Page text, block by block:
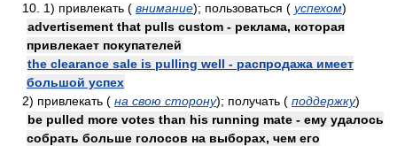
10. 1) привлекать ( внимание); пользоваться ( успехом)
advertisement that pulls custom - реклама, которая
привлекает покупателей
the clearance sale is pulling well - распродажа имеет
большой успех
2) привлекать ( на свою сторону); получать ( поддержку)
be pulled more votes than his running mate - ему удалось
собрать больше голосов на выборах, чем его